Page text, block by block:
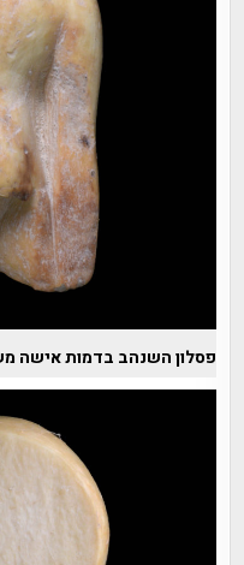
פסלון השנהב בדמות אישה